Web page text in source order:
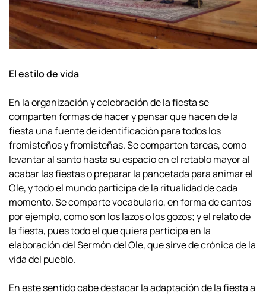
El estilo de vida
En la organización y celebración de la fiesta se
comparten formas de hacer ypensar que hacen de la
fiesta una fuente de identificación para todos los
fromisteños yfromisteñas. Se comparten tareas, como
levantar al santo hasta su espacio en el retablo mayor al
acabar las fiestas o preparar la pancetada para animar el
Ole, y todoel mundo participa de la ritualidad de cada
momento. Se comparte vocabulario, enforma de cantos
por ejemplo, como son los lazos o los gozos; y el relato de
la fiesta, pues todo el que quiera participa en la
elaboración del Sermón del Ole, que sirve decrónica de la
vida del pueblo.
En este sentido cabe destacar la adaptación de la fiesta a